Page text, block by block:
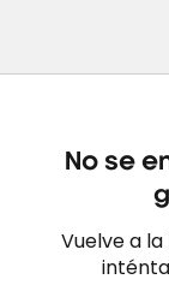
No se
Vuelve a